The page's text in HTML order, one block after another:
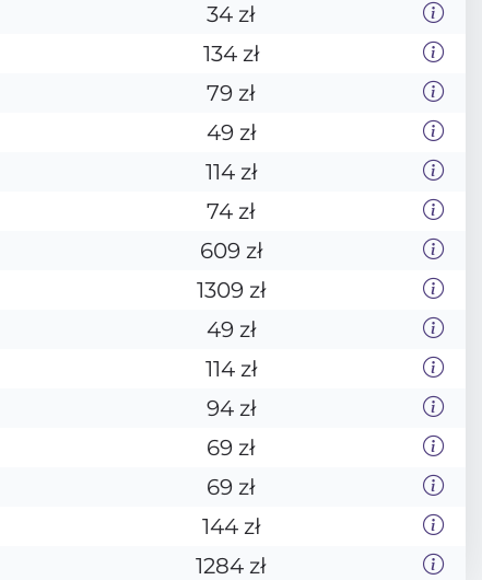
34 zł
134 zł
79 zł
49 zł
114 zł
74 zł
609 zł
1309 zł
49 zł
114 zł
94 zł
69 zł
69 zł
144 zł
1284 zł